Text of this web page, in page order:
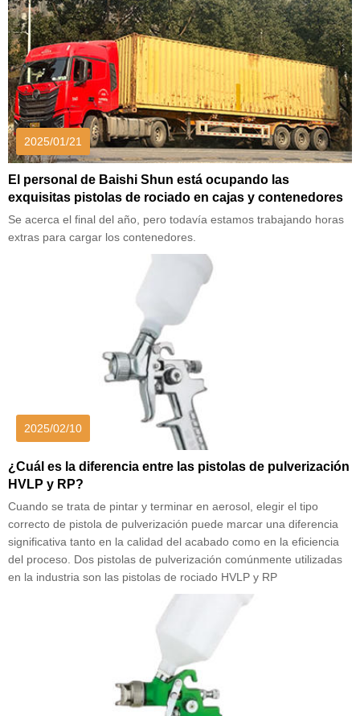
2025/01/21
El personal de Baishi Shun está ocupando las
exquisitas pistolas de rociado en cajas y contenedores
Se acerca el final del año, pero todavía estamos trabajando horas
extras para cargar los contenedores.
2025/02/10
¿Cuál es la diferencia entre las pistolas de pulverización
HVLP y RP?
Cuando se trata de pintar y terminar en aerosol, elegir el tipo
correcto de pistola de pulverización puede marcar una diferencia
significativa tanto en la calidad del acabado como en la eficiencia
del proceso. Dos pistolas de pulverización comúnmente utilizadas
en la industria son las pistolas de rociado HVLP y RP